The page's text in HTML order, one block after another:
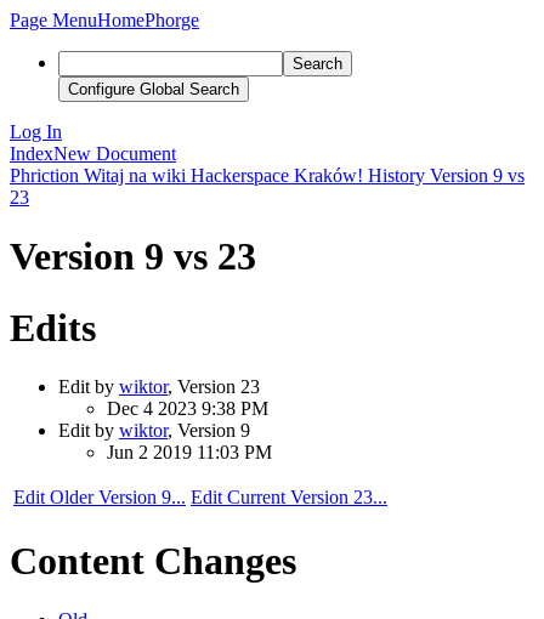
Page MenuHomePhorge
Search
Configure Global Search
Log In
IndexNew Document
Phriction Witaj na wiki Hackerspace Kraków! History Version 9 vs
23
Version 9 vs 23
Edits
Edit by wiktor, Version 23
Dec 4 2023 9:38 PM
Edit by wiktor, Version 9
Jun 2 2019 11:03 PM
Edit Older Version 9... Edit Current Version 23...
Content Changes